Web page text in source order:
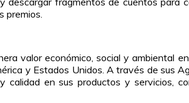
premios.
valor económico, social y ambiental
y Estados Unidos. A través de sus
en sus productos y servicios,